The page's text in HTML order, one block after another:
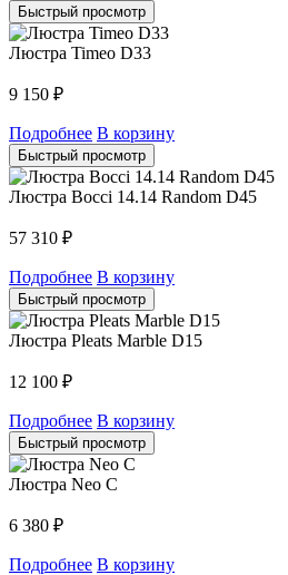
Быстрый просмотр
Люстра Timeo D33
9 150 ₽
Подробнее В корзину
Быстрый просмотр
Люстра Bocci 14.14 Random D45
57 310 ₽
Подробнее В корзину
Быстрый просмотр
Люстра Pleats Marble D15
12 100 ₽
Подробнее В корзину
Быстрый просмотр
Люстра Neo C
6 380 ₽
Подробнее В корзину